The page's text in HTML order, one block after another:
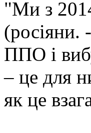
"Ми з
(росіяни.
ППО і
– це для
як це